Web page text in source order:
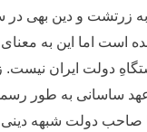
به زرتشت و دین بهی در
است اما این به
دولت ایران نیست.
عهد ساسانی به طور
صاحب دولت شبهه